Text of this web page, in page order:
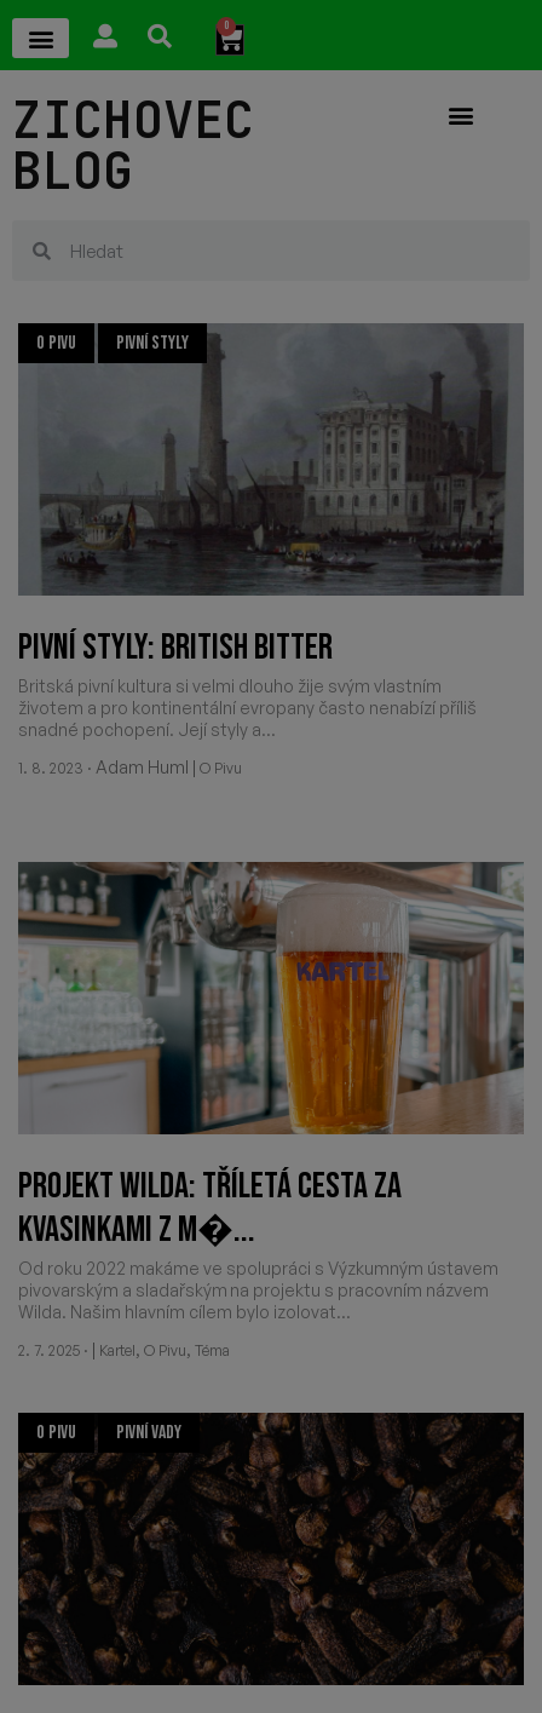
0
ZICHOVEC
BLOG
O PIVU PIVNÍ STYLY
PIVNÍ STYLY: BRITISH BITTER
Britská pivní kultura si velmi dlouho žije svým vlastním
životem a pro kontinentální evropany často nenabízí příliš
snadné pochopení. Její styly a...
1. 8. 2023 · Adam Huml | O Pivu
PROJEKT WILDA: TŘÍLETÁ CESTA ZA
KVASINKAMI Z M�...
Od roku 2022 makáme ve spolupráci s Výzkumným ústavem
pivovarským a sladařským na projektu s pracovním názvem
Wilda. Našim hlavním cílem bylo izolovat...
2. 7. 2025 · | Kartel, O Pivu, Téma
O PIVU PIVNÍ VADY